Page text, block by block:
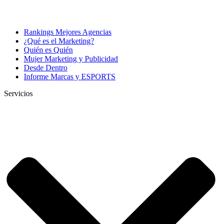
Rankings Mejores Agencias
¿Qué es el Marketing?
Quién es Quién
Mujer Marketing y Publicidad
Desde Dentro
Informe Marcas y ESPORTS
Servicios